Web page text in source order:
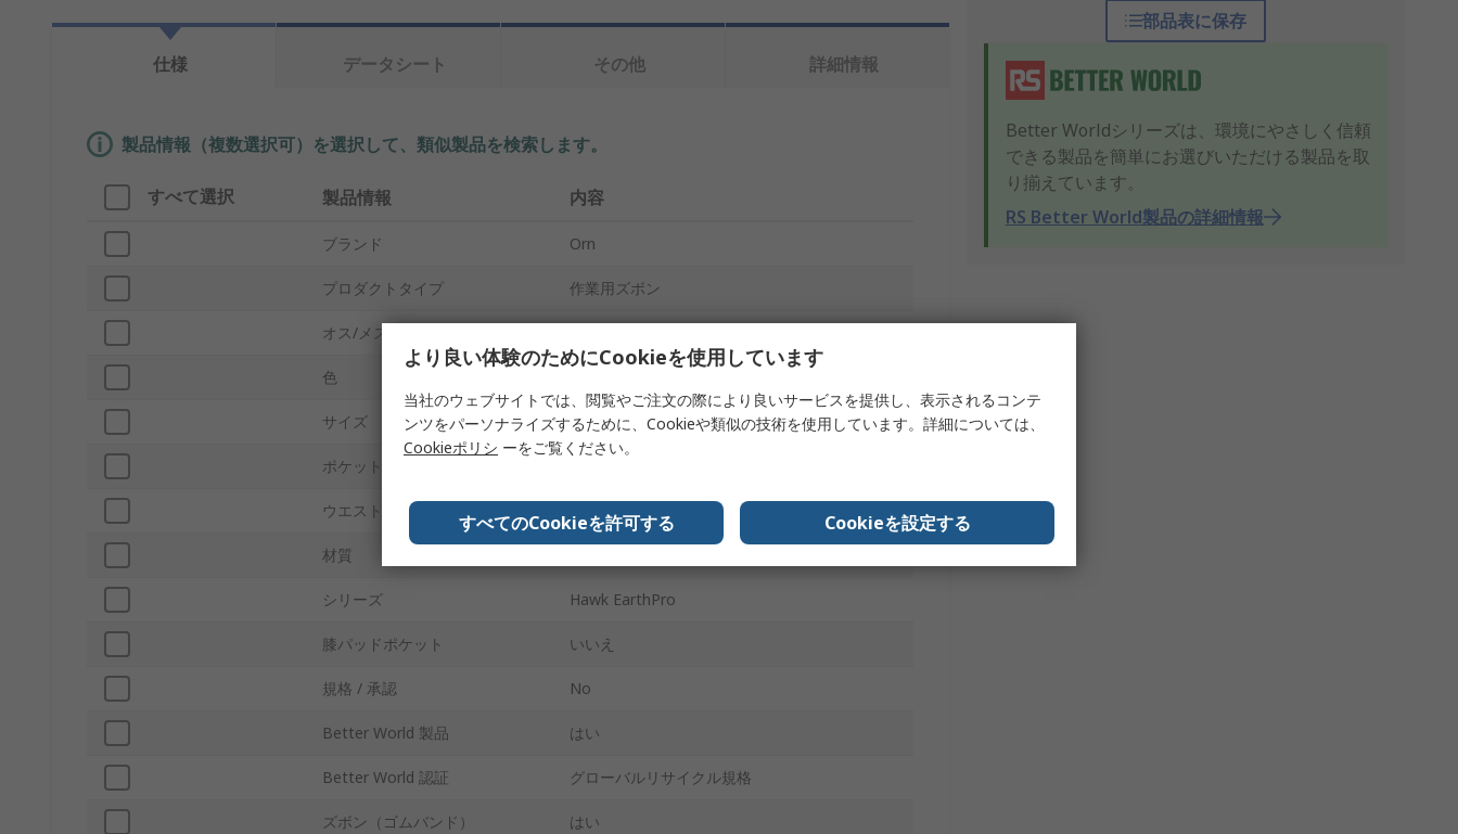
部品表に保存
Better Worldシリーズは、環境にやさしく信頼
できる製品を簡単にお選びいただける製品を取
り揃えています。
RS Better World製品の詳細情報
仕様 データシート その他 詳細情報
製品情報（複数選択可）を選択して、類似製品を検索します。
すべて選択 製品情報 内容
ブランド Orn
プロダクトタイプ 作業用ズボン
オス/メス
色
サイズ S
ポケットの数
ウエストサイズ 30 in
材質
シリーズ Hawk EarthPro
膝パッドポケット いいえ
規格 / 承認 No
Better World 製品 はい
Better World 認証 グローバルリサイクル規格
ズボン（ゴムバンド） はい
より良い体験のためにCookieを使用しています
当社のウェブサイトでは、閲覧やご注文の際により良いサービスを提供し、表示されるコンテ
ンツをパーソナライズするために、Cookieや類似の技術を使用しています。詳細については、
Cookieポリシ ーをご覧ください。
すべてのCookieを許可する Cookieを設定する